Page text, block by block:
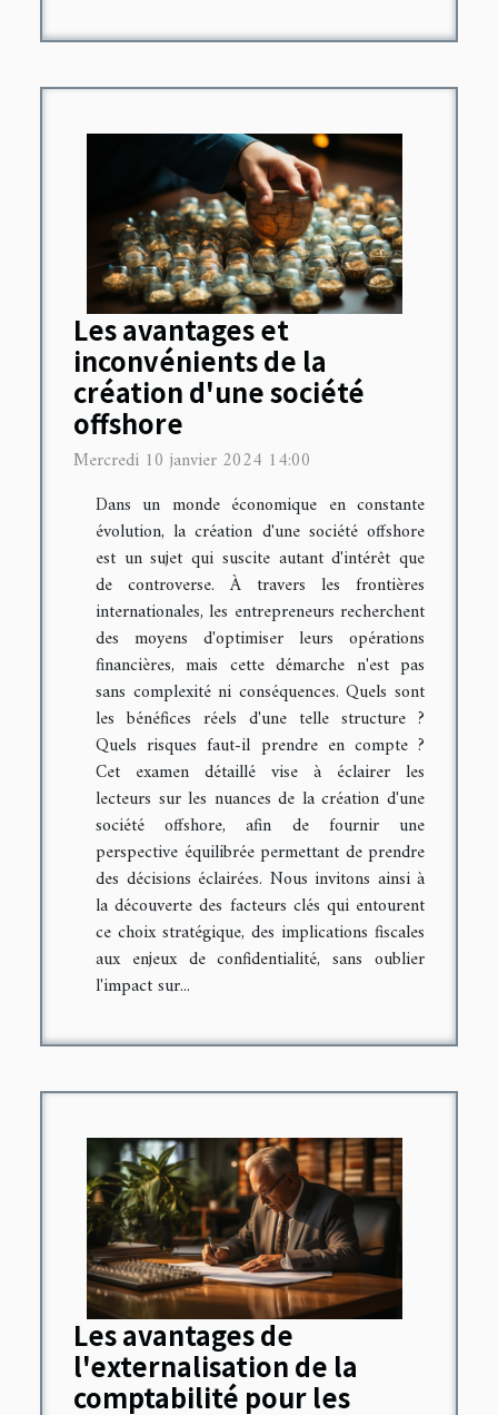
Les avantages et
inconvénients de la
création d'une société
offshore
Mercredi 10 janvier 2024 14:00
Dans un monde économique en constante
évolution, la création d'une société offshore
est un sujet qui suscite autant d'intérêt que
de controverse. À travers les frontières
internationales, les entrepreneurs recherchent
des moyens d'optimiser leurs opérations
financières, mais cette démarche n'est pas
sans complexité ni conséquences. Quels sont
les bénéfices réels d'une telle structure ?
Quels risques faut-il prendre en compte ?
Cet examen détaillé vise à éclairer les
lecteurs sur les nuances de la création d'une
société offshore, afin de fournir une
perspective équilibrée permettant de prendre
des décisions éclairées. Nous invitons ainsi à
la découverte des facteurs clés qui entourent
ce choix stratégique, des implications fiscales
aux enjeux de confidentialité, sans oublier
l'impact sur...
Les avantages de
l'externalisation de la
comptabilité pour les